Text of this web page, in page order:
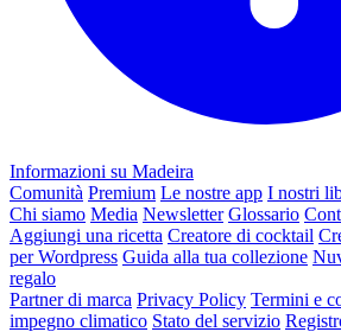
Informazioni su Madeira
Comunità Premium Le nostre app I nostri
Chi siamo Media Newsletter Glossario
Aggiungi una ricetta Creatore di cocktail
per Wordpress Guida alla tua collezione
regalo
Partner di marca Privacy Policy Termini e
impegno climatico Stato del servizio